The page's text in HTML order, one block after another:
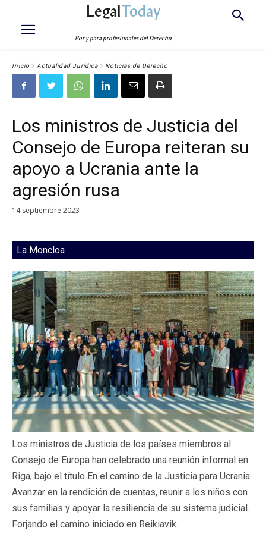
LegalToday
Por y para profesionales del Derecho
Inicio Actualidad Jurídica Noticias de Derecho
Los ministros de Justicia del
Consejo de Europa reiteran su
apoyo a Ucrania ante la
agresión rusa
14 septiembre 2023
La Moncloa
Los ministros de Justicia de los países miembros al
Consejo de Europa han celebrado una reunión informal en
Riga, bajo el título En el camino de la Justicia para Ucrania:
Avanzar en la rendición de cuentas, reunir a los niños con
sus familias y apoyar la resiliencia de su sistema judicial.
Forjando el camino iniciado en Reikiavik.